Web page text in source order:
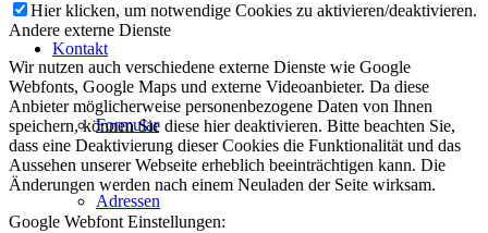
Kontakt
Formular
Adressen
Hier klicken, um notwendige Cookies zu aktivieren/deaktivieren.
Andere externe Dienste
Wir nutzen auch verschiedene externe Dienste wie Google
Webfonts, Google Maps und externe Videoanbieter. Da diese
Anbieter möglicherweise personenbezogene Daten von Ihnen
speichern, können Sie diese hier deaktivieren. Bitte beachten Sie,
dass eine Deaktivierung dieser Cookies die Funktionalität und das
Aussehen unserer Webseite erheblich beeinträchtigen kann. Die
Änderungen werden nach einem Neuladen der Seite wirksam.
Google Webfont Einstellungen: